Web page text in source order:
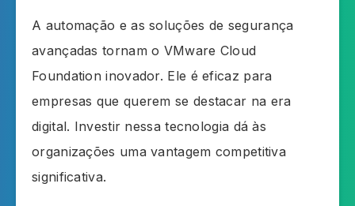
A automação e as soluções de segurança
avançadas tornam o VMware Cloud
Foundation inovador. Ele é eficaz para
empresas que querem se destacar na era
digital. Investir nessa tecnologia dá às
organizações uma vantagem competitiva
significativa.